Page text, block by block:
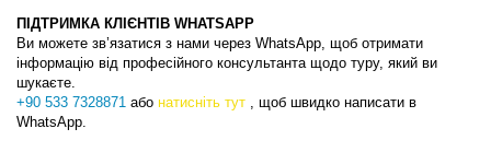
ПІДТРИМКА КЛІЄНТІВ WHATSAPP
Ви можете зв’язатися з нами через WhatsApp, щоб отримати
інформацію від професійного консультанта щодо туру, який ви
шукаєте.
+90 533 7328871 або натисніть тут , щоб швидко написати в
WhatsApp.